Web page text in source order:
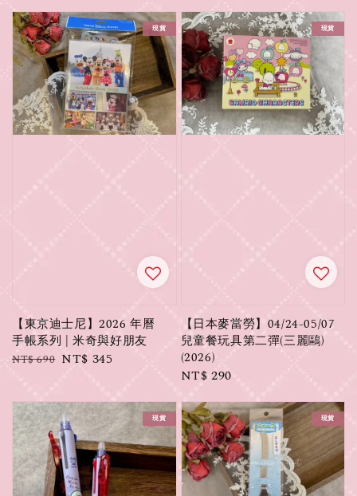
現貨
【東京迪士尼】2026 年曆
手帳系列 | 米奇與好朋友
Regular
NT$ 690 Sale
NT$ 345
現貨
【日本麥當勞】04/24-05/07
兒童餐玩具第二彈(三麗鷗)
(2026)
Regular
NT$ 290
現貨 現貨